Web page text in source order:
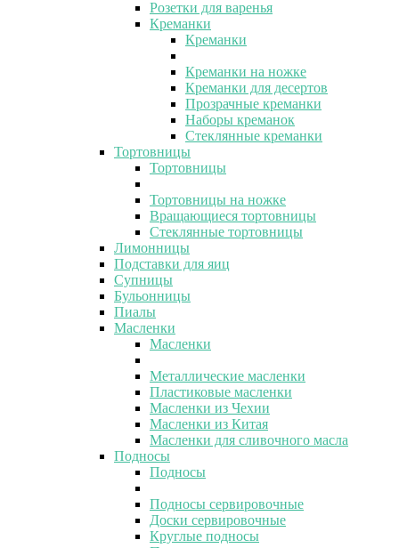
Розетки для варенья
Креманки
Креманки
Креманки на ножке
Креманки для десертов
Прозрачные креманки
Наборы креманок
Стеклянные креманки
Тортовницы
Тортовницы
Тортовницы на ножке
Вращающиеся тортовницы
Стеклянные тортовницы
Лимонницы
Подставки для яиц
Супницы
Бульонницы
Пиалы
Масленки
Масленки
Металлические масленки
Пластиковые масленки
Масленки из Чехии
Масленки из Китая
Масленки для сливочного масла
Подносы
Подносы
Подносы сервировочные
Доски сервировочные
Круглые подносы